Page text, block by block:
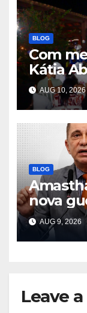
BLOG
Com
Kátia
AUG 10, 2026
BLOG
nova
do Ideb
e ela
AUG 9, 2026
Leave